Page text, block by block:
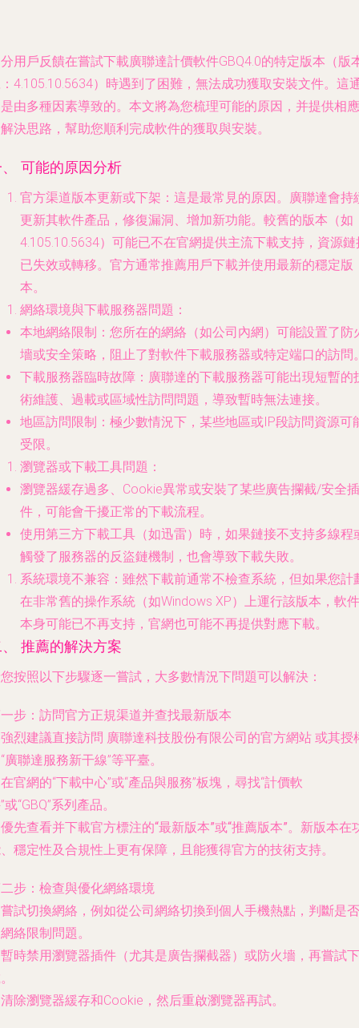
用戶反饋在嘗試下載廣聯達計價軟件GBQ4.0的特定版本（版
4.105.10.5634）時遇到了困難，無法成功獲取安裝文件。這
由多種因素導致的。本文將為您梳理可能的原因，并提供相應
決思路，幫助您順利完成軟件的獲取與安裝。
可能的原因分析
官方渠道版本更新或下架 ：這是最常見的原因。廣聯達會持
更新其軟件產品，修復漏洞、增加新功能。較舊的版本（如
4.105.10.5634）可能已不在官網提供主流下載支持，資源鏈
已失效或轉移。官方通常推薦用戶下載并使用最新的穩定版
本。
網絡環境與下載服務器問題 ：
本地網絡限制 ：您所在的網絡（如公司內網）可能設置了防
墻或安全策略，阻止了對軟件下載服務器或特定端口的訪問
下載服務器臨時故障 ：廣聯達的下載服務器可能出現短暫的
術維護、過載或區域性訪問問題，導致暫時無法連接。
地區訪問限制 ：極少數情況下，某些地區或IP段訪問資源可
受限。
瀏覽器或下載工具問題 ：
瀏覽器緩存過多、Cookie異常或安裝了某些廣告攔截/安全插
件，可能會干擾正常的下載流程。
使用第三方下載工具（如迅雷）時，如果鏈接不支持多線程
觸發了服務器的反盜鏈機制，也會導致下載失敗。
系統環境不兼容 ：雖然下載前通常不檢查系統，但如果您計
在非常舊的操作系統（如Windows XP）上運行該版本，軟件
本身可能已不再支持，官網也可能不再提供對應下載。
推薦的解決方案
按照以下步驟逐一嘗試，大多數情況下問題可以解決：
步：訪問官方正規渠道并查找最新版本
烈建議直接訪問 廣聯達科技股份有限公司的官方網站 或其授
廣聯達服務新干線”等平臺。
官網的“下載中心”或“產品與服務”板塊，尋找“計價軟
或“GBQ”系列產品。
優先查看并下載官方標注的“最新版本”或“推薦版本”。新版本在
穩定性及合規性上更有保障，且能獲得官方的技術支持。
步：檢查與優化網絡環境
試切換網絡，例如從公司網絡切換到個人手機熱點，判斷是否
絡限制問題。
時禁用瀏覽器插件（尤其是廣告攔截器）或防火墻，再嘗試下
除瀏覽器緩存和Cookie，然后重啟瀏覽器再試。